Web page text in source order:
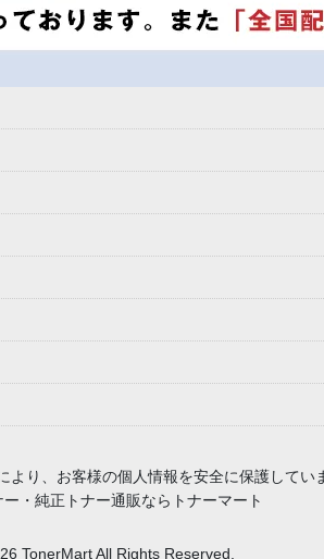
より、お客様の個人情報を安全に保護してい
ー・純正トナー通販ならトナーマート
TonerMart All Rights Reserved.